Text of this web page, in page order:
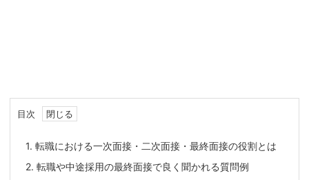
目次
1. 転職における一次面接・二次面接・最終面接の役割とは
2. 転職や中途採用の最終面接で良く聞かれる質問例